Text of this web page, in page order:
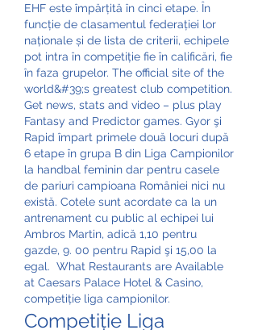
EHF este împărțită în cinci etape. În
funcție de clasamentul federației lor
naționale și de lista de criterii, echipele
pot intra în competiție fie în calificări, fie
în faza grupelor. The official site of the
world&#39;s greatest club competition.
Get news, stats and video – plus play
Fantasy and Predictor games. Gyor şi
Rapid împart primele două locuri după
6 etape în grupa B din Liga Campionilor
la handbal feminin dar pentru casele
de pariuri campioana României nici nu
există. Cotele sunt acordate ca la un
antrenament cu public al echipei lui
Ambros Martin, adică 1,10 pentru
gazde, 9. 00 pentru Rapid şi 15,00 la
egal.  What Restaurants are Available
at Caesars Palace Hotel & Casino,
competiție liga campionilor.
Competiție Liga